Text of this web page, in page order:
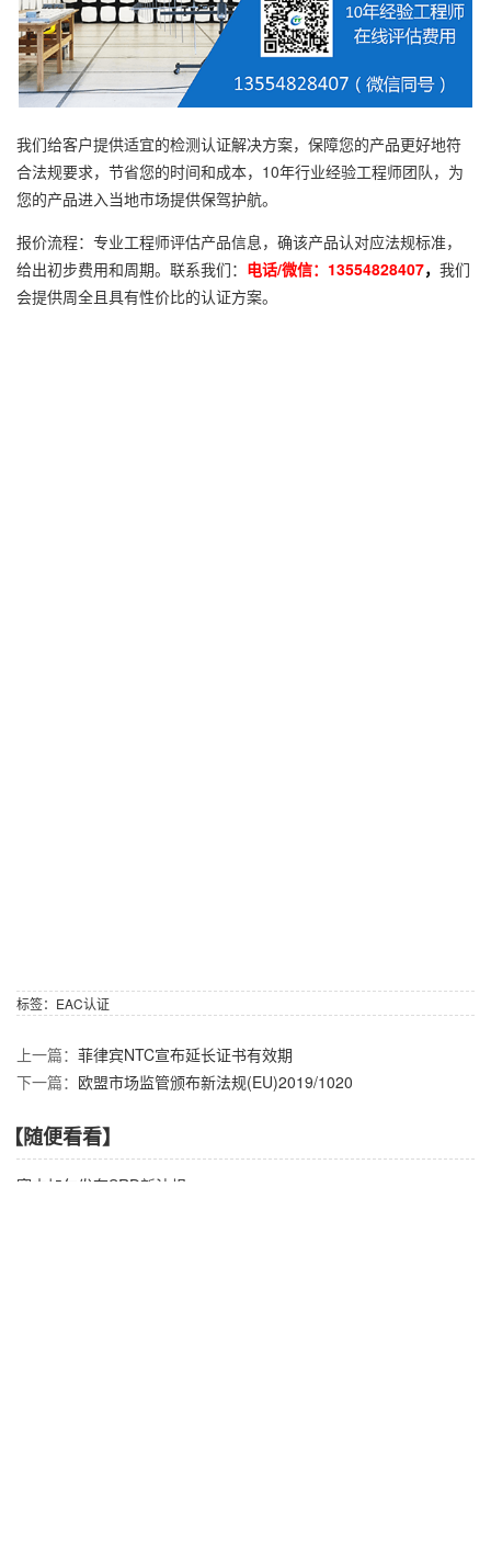
我们给客户提供适宜的检测认证解决方案，保障您的产品更好地符
合法规要求，节省您的时间和成本，10年行业经验工程师团队，为
您的产品进入当地市场提供保驾护航。
报价流程：专业工程师评估产品信息，确该产品认对应法规标准，
给出初步费用和周期。联系我们： 电话/微信：13554828407， 我们
会提供周全且具有性价比的认证方案。
标签： EAC认证
上一篇： 菲律宾NTC宣布延长证书有效期
下一篇： 欧盟市场监管颁布新法规(EU)2019/1020
【随便看看】
塞内加尔发布SRD新法规